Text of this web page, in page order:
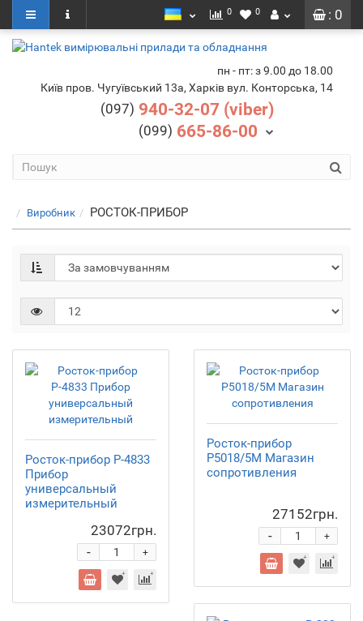
: 0
0 0
пн - пт: з 9.00 до 18.00
Київ пров. Чугуївський 13а, Харків вул. Конторська, 14
(097) 940-32-07 (viber)
(099) 665-86-00
Виробник РОСТОК-ПРИБОР
Росток-прибор Р-4833
Прибор
универсальный
измерительный
23072грн.
+
-
Росток-прибор
Р5018/5М Магазин
сопротивления
27152грн.
+
-